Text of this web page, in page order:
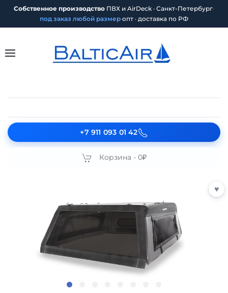
Собственное производство ПВХ и AirDeck · Санкт-Петербург·
под заказ любой размер·опт · доставка по РФ
+7 911 093 01 42
Корзина - 0₽
♥